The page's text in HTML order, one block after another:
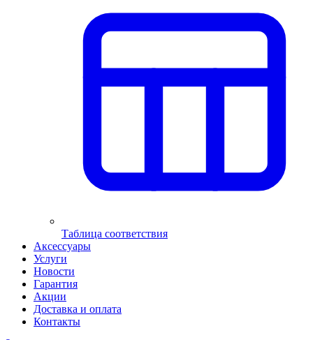
Таблица соответствия
Аксессуары
Услуги
Новости
Гарантия
Акции
Доставка и оплата
Контакты